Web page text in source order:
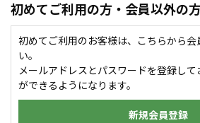
初めてご利用の方・会員以外の
初めてご利用のお客様は、こちらから
い。
メールアドレスとパスワードを登録し
ができるようになります。
新規会員登録